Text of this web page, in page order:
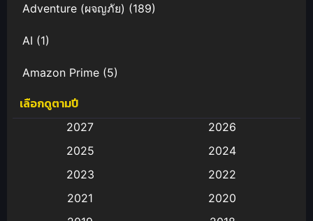
Adventure (ผจญภัย) (189)
AI (1)
Amazon Prime (5)
Anal (ประตูหลัง)
Animation การ์ตูน
Animation อนิเมะ
เลือกดูตามปี
2027
2026
2025
2024
2023
2022
2021
2020